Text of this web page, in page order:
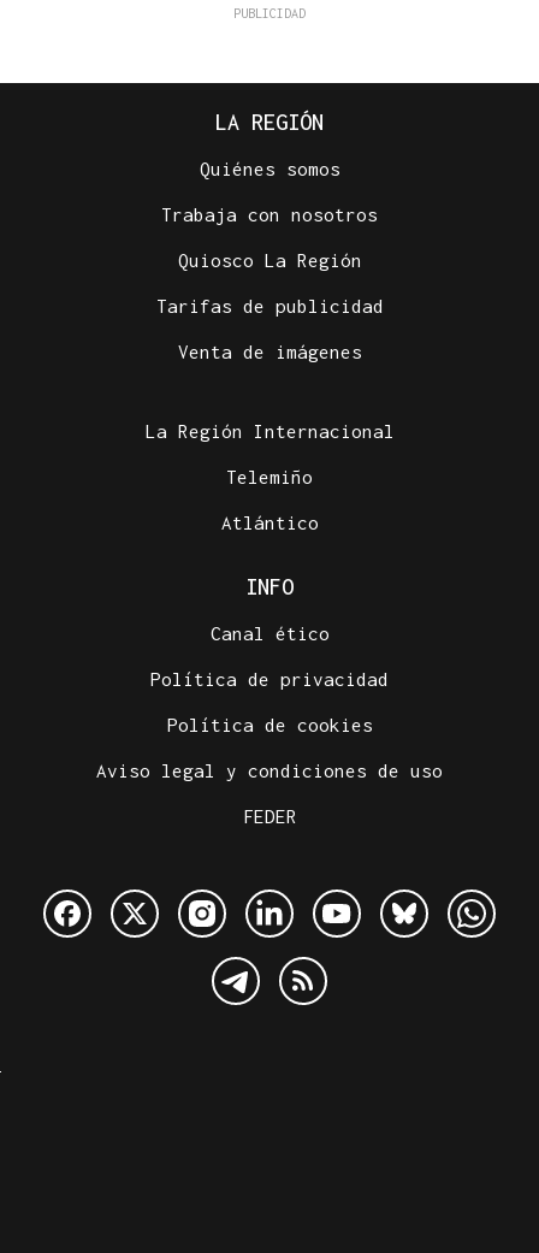
LA REGIÓN
Quiénes somos
Trabaja con nosotros
Quiosco La Región
Tarifas de publicidad
Venta de imágenes
La Región Internacional
Telemiño
Atlántico
INFO
Canal ético
Política de privacidad
Política de cookies
Aviso legal y condiciones de uso
FEDER